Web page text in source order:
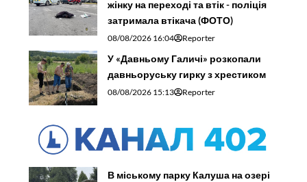
жінку на переході та втік - поліція
затримала втікача (ФОТО)
08/08/2026 16:04 Reporter
У «Давньому Галичі» розкопали
давньоруську гирку з хрестиком
08/08/2026 15:13 Reporter
В міському парку Калуша на озері